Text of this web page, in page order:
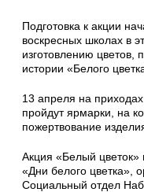
Подготовка к акции
воскресных школах в
изготовлению цветов,
истории «Белого
13 апреля на
пройдут ярмарки, на
пожертвование
Акция «Белый цветок»
«Дни белого цветка»,
Социальный отдел